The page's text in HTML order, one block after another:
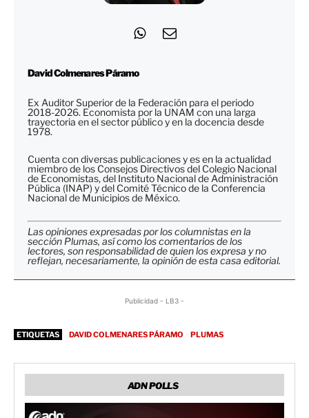
David Colmenares Páramo
Ex Auditor Superior de la Federación para el periodo
2018-2026. Economista por la UNAM con una larga
trayectoria en el sector público y en la docencia desde
1978.
Cuenta con diversas publicaciones y es en la actualidad
miembro de los Consejos Directivos del Colegio Nacional
de Economistas, del Instituto Nacional de Administración
Pública (INAP) y del Comité Técnico de la Conferencia
Nacional de Municipios de México.
Las opiniones expresadas por los columnistas en la
sección Plumas, así como los comentarios de los
lectores, son responsabilidad de quien los expresa y no
reflejan, necesariamente, la opinión de esta casa editorial.
Publicidad - LB3 -
ETIQUETAS DAVID COLMENARES PÁRAMO PLUMAS
ADN POLLS